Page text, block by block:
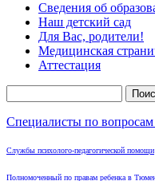
Сведения об
Наш детский сад
Для Вас, родители!
Медицинская
Аттестация
Форма поиска
Специалисты по вопросам
Службы психолого-педагогической помощи
Полномоченный по правам ребенка в